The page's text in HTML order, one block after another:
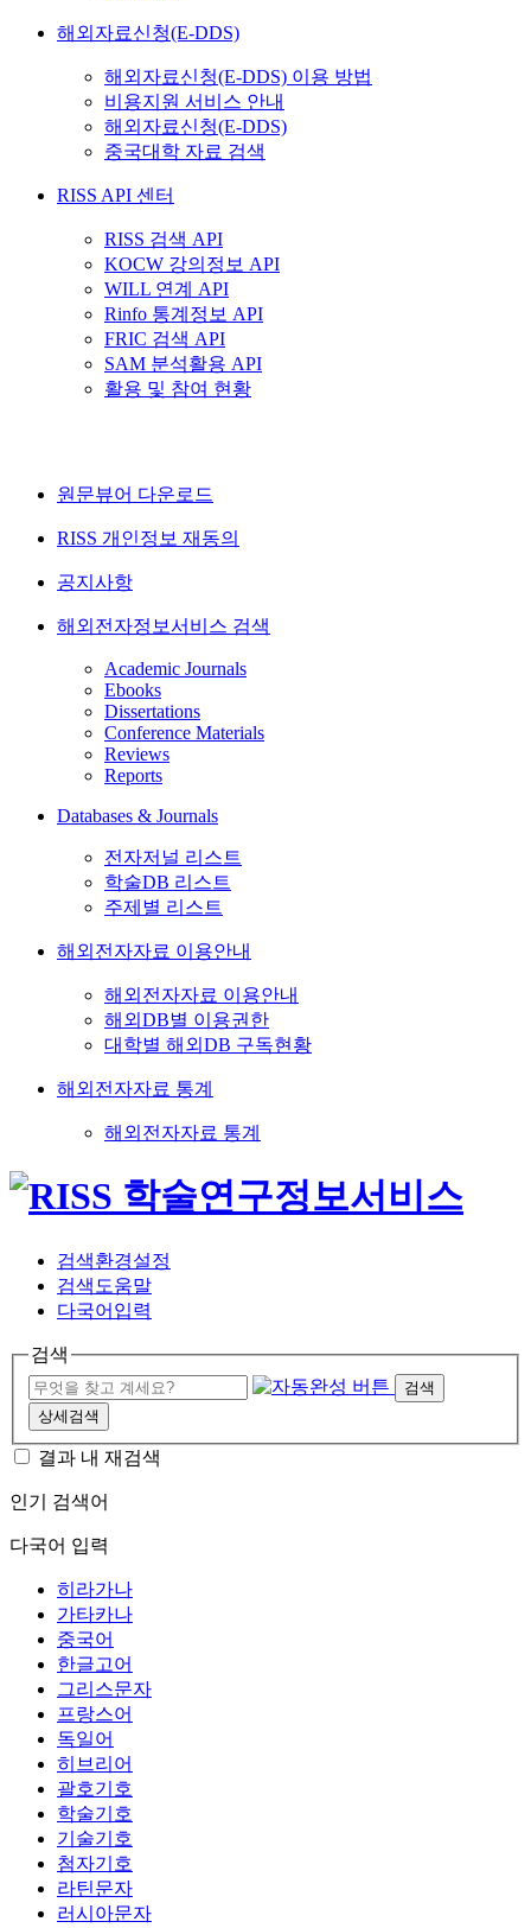
해외자료신청(E-DDS)
해외자료신청(E-DDS) 이용 방법
비용지원 서비스 안내
해외자료신청(E-DDS)
중국대학 자료 검색
RISS API 센터
RISS 검색 API
KOCW 강의정보 API
WILL 연계 API
Rinfo 통계정보 API
FRIC 검색 API
SAM 분석활용 API
활용 및 참여 현황
원문뷰어 다운로드
RISS 개인정보 재동의
공지사항
해외전자정보서비스 검색
Academic Journals
Ebooks
Dissertations
Conference Materials
Reviews
Reports
Databases & Journals
전자저널 리스트
학술DB 리스트
주제별 리스트
해외전자자료 이용안내
해외전자자료 이용안내
해외DB별 이용권한
대학별 해외DB 구독현황
해외전자자료 통계
해외전자자료 통계
검색환경설정
검색도움말
다국어입력
검색
검색
상세검색
결과 내 재검색
인기 검색어
다국어 입력
히라가나
가타카나
중국어
한글고어
그리스문자
프랑스어
독일어
히브리어
괄호기호
학술기호
기술기호
첨자기호
라틴문자
러시아문자